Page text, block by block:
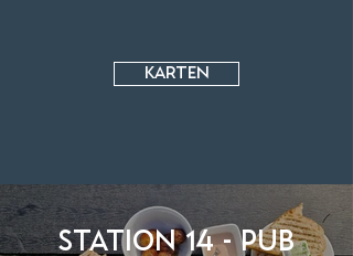
Karten
Station 14 - Pub